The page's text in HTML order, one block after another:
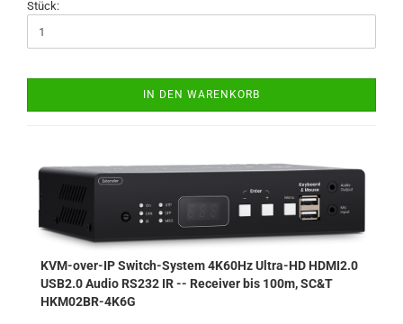
Stück:
IN DEN WARENKORB
KVM-over-IP Switch-System 4K60Hz Ultra-HD HDMI2.0
USB2.0 Audio RS232 IR -- Receiver bis 100m, SC&T
HKM02BR-4K6G